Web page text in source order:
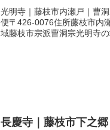
光明寺｜藤枝市内瀬戸｜曹
便〒426-0076住所藤枝市内
域藤枝市宗派曹洞宗光明寺
長慶寺｜藤枝市下之